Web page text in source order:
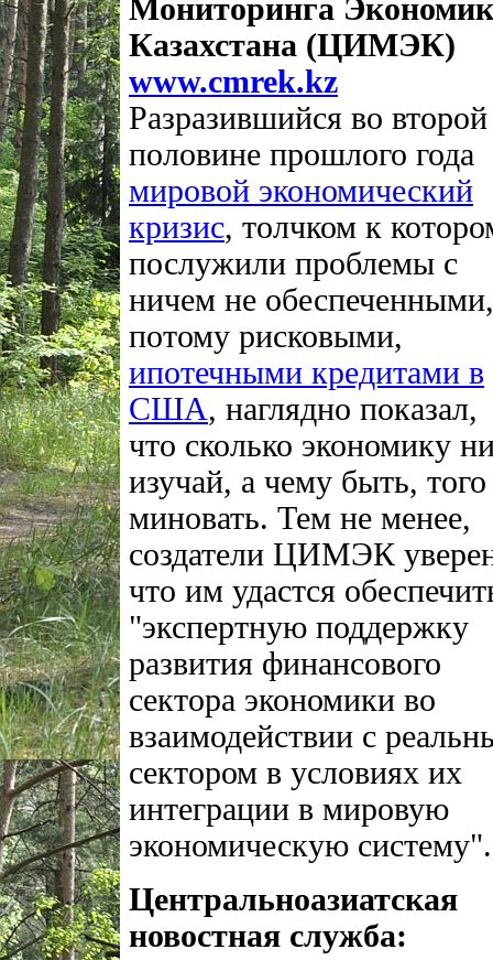
Мониторинга
Казахстана (ЦИМЭК)
www.cmrek.kz
Разразившийся во второй
половине прошлого года
мировой экономический
кризис, толчком к
послужили проблемы с
ничем не
потому рисковыми,
ипотечными кредитами в
США, наглядно показал,
что сколько экономику
изучай, а чему быть,
миновать. Тем не менее,
создатели ЦИМЭК
что им удастся
"экспертную поддержку
развития финансового
сектора экономики во
взаимодействии с
сектором в условиях их
интеграции в мировую
экономическую систему".
Центральноазиатская
новостная служба: